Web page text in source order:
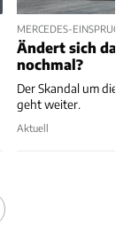
MERCEDES-
Ändert sich das
nochmal?
Der Skandal um die
geht weiter.
Aktuell